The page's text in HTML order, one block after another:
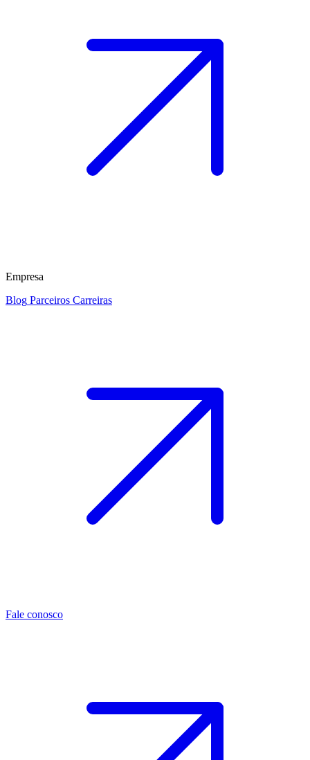
Empresa
Blog Parceiros Carreiras
Fale conosco